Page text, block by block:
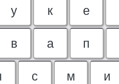
у к е
в а п
с м и